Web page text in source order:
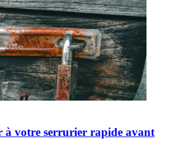
à votre serrurier rapide avant